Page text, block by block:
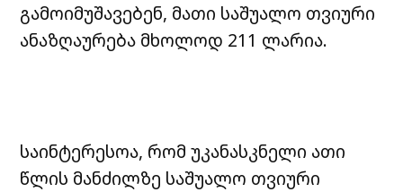
გამოიმუშავებენ, მათი საშუალო თვიური
ანაზღაურება მხოლოდ 211 ლარია.
საინტერესოა, რომ უკანასკნელი ათი
წლის მანძილზე საშუალო თვიური